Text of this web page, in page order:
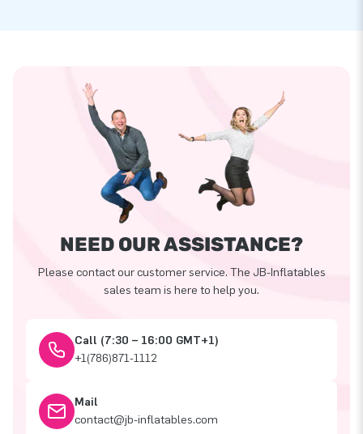
NEED OUR ASSISTANCE?
Please contact our customer service. The JB-Inflatables
sales team is here to help you.
Call (7:30 – 16:00 GMT+1)
+1(786)871-1112
Mail
contact@jb-inflatables.com